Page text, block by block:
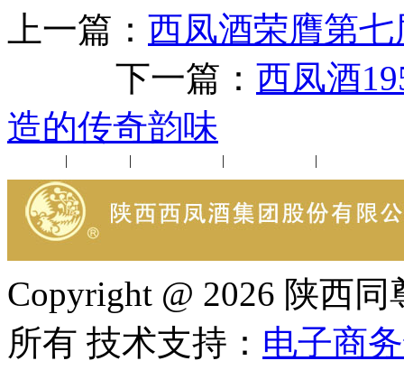
上一篇： 西凤酒荣膺第七
下一篇： 西凤酒
造的传奇韵味
| | | |
Copyright @ 2026 陕西
所有 技术支持： 电子商